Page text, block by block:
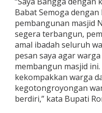
Babat Semoga
pembangunan masjid
segera terbangun,
amal ibadah seluruh
pesan saya agar
membangun masjid
kekompakkan warga
kegotongroyongan
berdiri,” kata Bupati